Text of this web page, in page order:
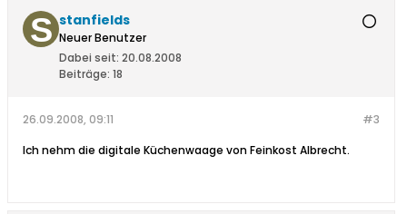
stanfields
Neuer Benutzer
Dabei seit: 20.08.2008
Beiträge: 18
#3
26.09.2008, 09:11
Ich nehm die digitale Küchenwaage von Feinkost Albrecht.